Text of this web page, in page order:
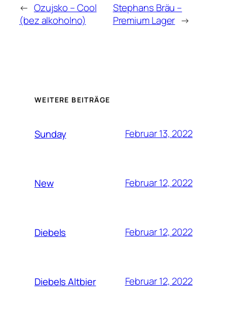
← Ozujsko – Cool
(bez alkoholno)
Stephans Bräu –
Premium Lager →
WEITERE BEITRÄGE
Sunday Februar 13, 2022
New Februar 12, 2022
Diebels Februar 12, 2022
Diebels Altbier Februar 12, 2022